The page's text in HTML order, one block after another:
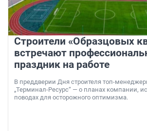
Строители «Образцовых
встречают
праздник на работе
В преддверии Дня строителя топ-
„Терминал-Ресурс“ — о планах компании,
поводах для осторожного оптимизма.